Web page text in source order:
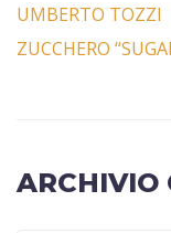
UMBERTO TOZZI
ZUCCHERO
ARCHIVIO